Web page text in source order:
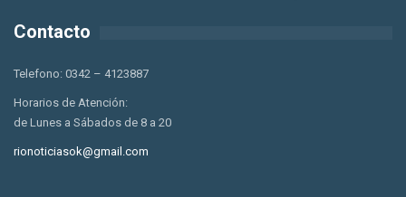
Contacto
Telefono: 0342 – 4123887
Horarios de Atención:
de Lunes a Sábados de 8 a 20
rionoticiasok@gmail.com